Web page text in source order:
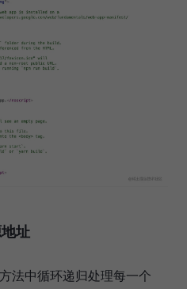
址
方法中循环递归处理每一个